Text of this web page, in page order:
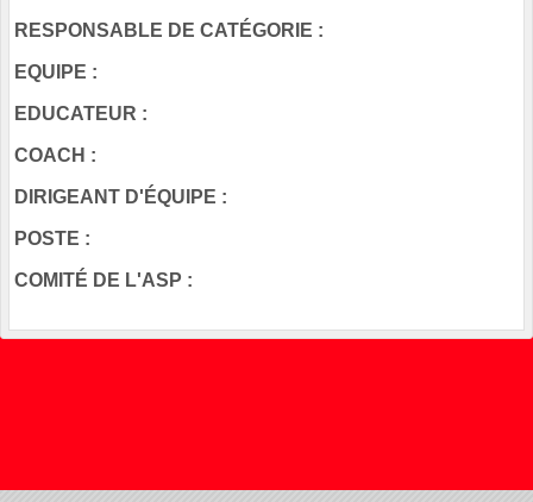
RESPONSABLE DE CATÉGORIE :
EQUIPE :
EDUCATEUR :
COACH :
DIRIGEANT D'ÉQUIPE :
POSTE :
COMITÉ DE L'ASP :